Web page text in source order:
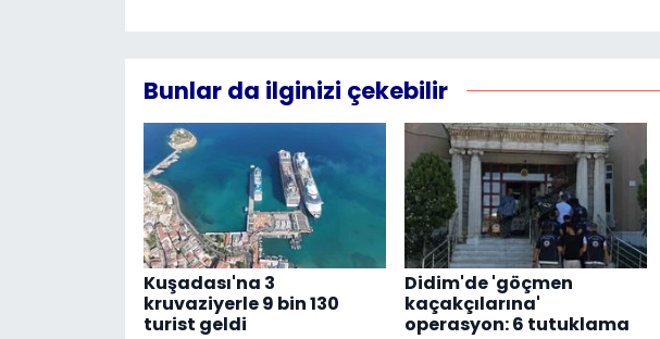
Bunlar da ilginizi çekebilir
Kuşadası'na 3
kruvaziyerle 9 bin 130
turist geldi
Didim'de 'göçmen
kaçakçılarına'
operasyon: 6 tutuklama